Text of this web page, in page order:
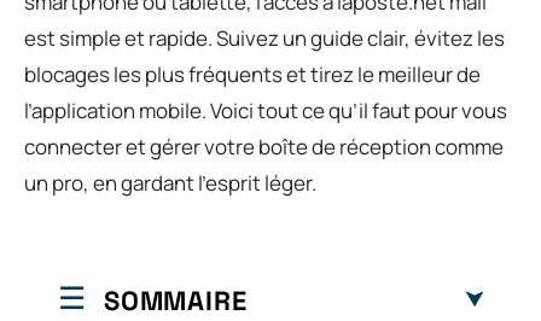
est simple et rapide. Suivez un guide clair, évitez les
blocages les plus fréquents et tirez le meilleur de
l’application mobile. Voici tout ce qu’il faut pour vous
connecter et gérer votre boîte de réception comme
un pro, en gardant l’esprit léger.
SOMMAIRE